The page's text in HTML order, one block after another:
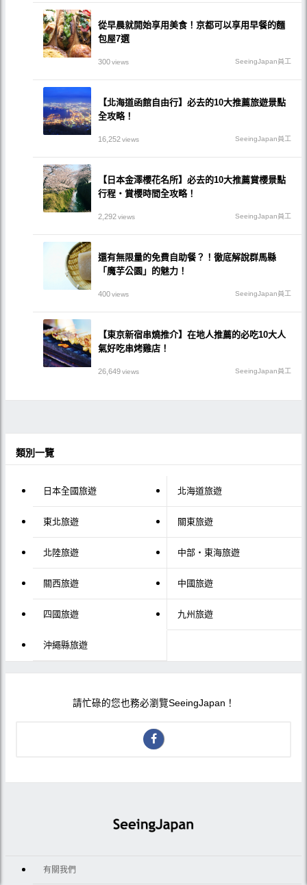
從早晨就開始享用美食！京都可以享用早餐的麵
包屋7選
300views SeeingJapan員工
【北海道函館自由行】必去的10大推薦旅遊景點
全攻略！
16,252views SeeingJapan員工
【日本金澤櫻花名所】必去的10大推薦賞櫻景點
行程・賞櫻時間全攻略！
2,292views SeeingJapan員工
還有無限量的免費自助餐？！徹底解說群馬縣
「魔芋公園」的魅力！
400views SeeingJapan員工
【東京新宿串燒推介】在地人推薦的必吃10大人
氣好吃串烤雞店！
26,649views SeeingJapan員工
類別一覽
日本全國旅遊 北海道旅遊
東北旅遊 關東旅遊
北陸旅遊 中部・東海旅遊
關西旅遊 中國旅遊
四國旅遊 九州旅遊
沖繩縣旅遊
請忙碌的您也務必瀏覽SeeingJapan！
有關我們